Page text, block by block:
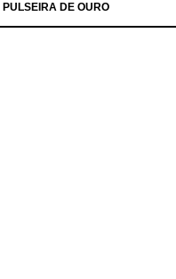
PULSEIRA DE OURO